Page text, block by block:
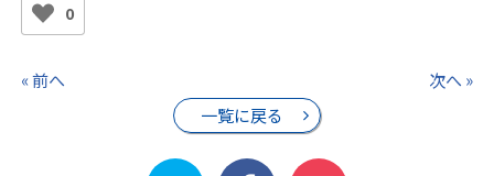
0
« 前へ
一覧に戻る
次へ »